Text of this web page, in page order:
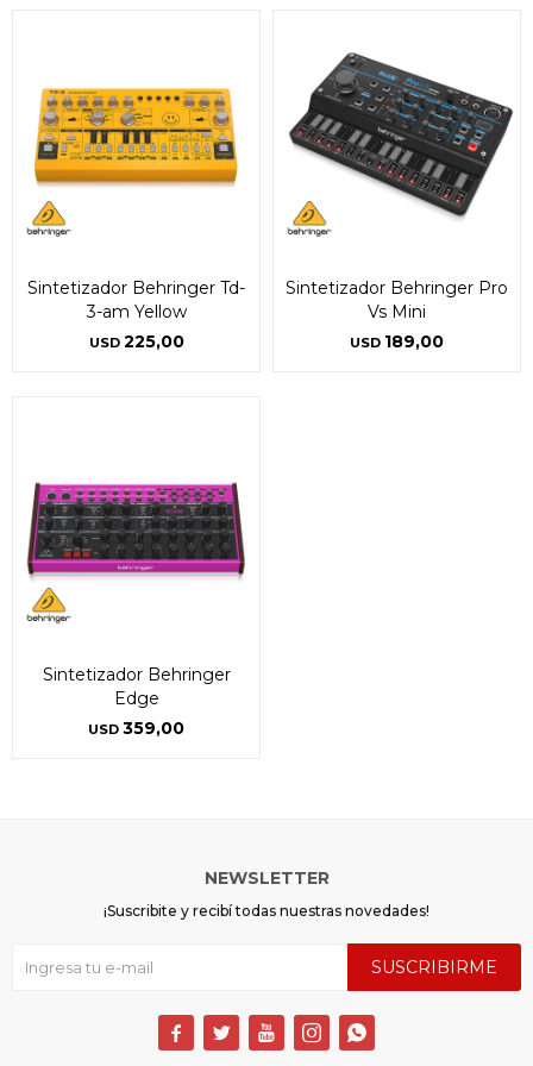
Sintetizador Behringer Td-
3-am Yellow
USD 225,00
Sintetizador Behringer Pro
Vs Mini
USD 189,00
Sintetizador Behringer
Edge
USD 359,00
NEWSLETTER
¡Suscribite y recibí todas nuestras novedades!
SUSCRIBIRME
    